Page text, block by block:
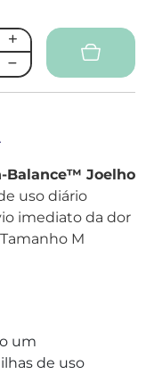
Balance™ Joelho
uso diário
imediato da dor
M
um
de uso